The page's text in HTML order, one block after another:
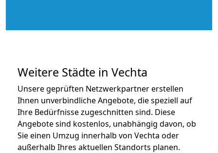
Weitere Städte in Vechta
Unsere geprüften Netzwerkpartner erstellen
Ihnen unverbindliche Angebote, die speziell auf
Ihre Bedürfnisse zugeschnitten sind. Diese
Angebote sind kostenlos, unabhängig davon, ob
Sie einen Umzug innerhalb von Vechta oder
außerhalb Ihres aktuellen Standorts planen.